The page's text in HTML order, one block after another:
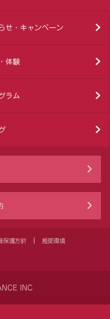
せ・キャンペーン
体験
ラム
保護方針 推奨環境
INC